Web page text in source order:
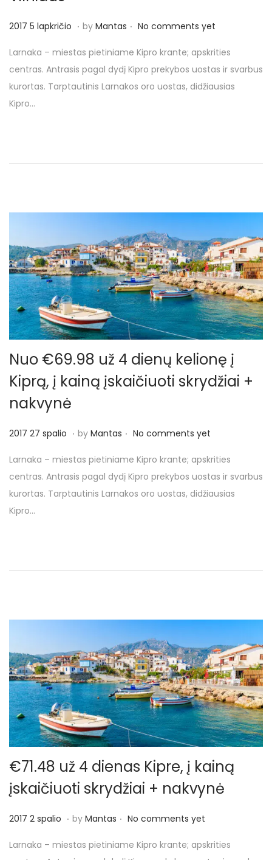
P
s
t
e
d
2017 5 lapkričio 2
1
7
5
č
o
. by Mantas . No comments yet
Larnaka – miestas pietiniame Kipro krante; apskrities
centras. Antrasis pagal dydį Kipro prekybos uostas ir svarbus
kurortas. Tarptautinis Larnakos oro uostas, didžiausias
Kipro…
Nuo €69.98 už 4 dienų kelionę į
Kiprą, į kainą įskaičiuoti skrydžiai +
nakvynė
P
s
t
e
d
2017 27 spalio 2
1
7
2
o
. by Mantas . No comments yet
Larnaka – miestas pietiniame Kipro krante; apskrities
centras. Antrasis pagal dydį Kipro prekybos uostas ir svarbus
kurortas. Tarptautinis Larnakos oro uostas, didžiausias
Kipro…
€71.48 už 4 dienas Kipre, į kainą
įskaičiuoti skrydžiai + nakvynė
P
s
2017 2 spalio 2
1
. by Mantas . No comments yet
Larnaka – miestas pietiniame Kipro krante; apskrities